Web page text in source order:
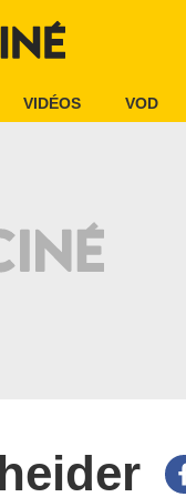
VIDÉOS VOD